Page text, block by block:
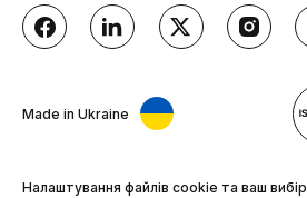
Made in Ukraine
Налаштування файлів cookie та ваш вибір